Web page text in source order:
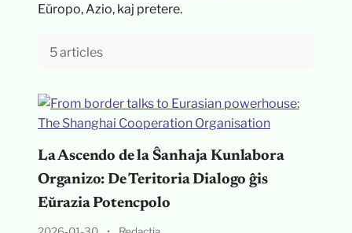
Eŭropo, Azio, kaj pretere.
5 articles
La Ascendo de la Ŝanhaja Kunlabora
Organizo: De Teritoria Dialogo ĝis
Eŭrazia Potencpolo